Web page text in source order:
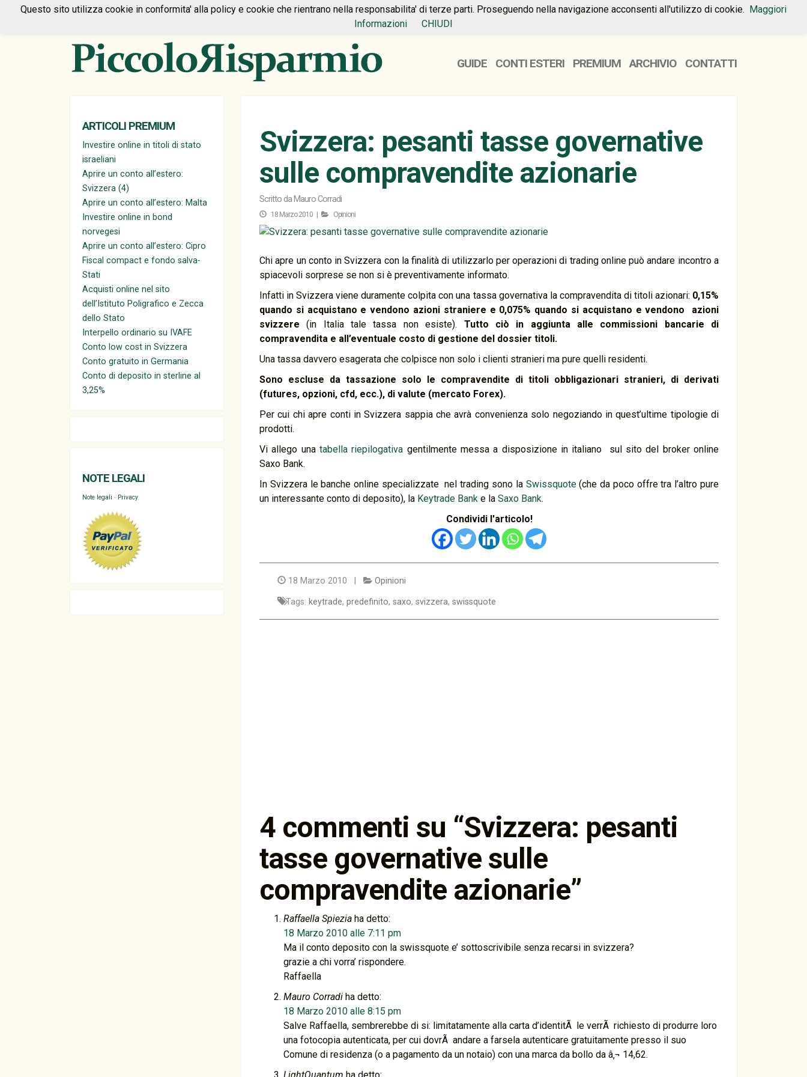
HOME PREMIUM CONTATTI
GUIDE CONTI ESTERI PREMIUM ARCHIVIO CONTATTI
ARTICOLI PREMIUM
Investire online in titoli di stato
israeliani
Aprire un conto all’estero:
Svizzera (4)
Aprire un conto all’estero: Malta
Investire online in bond
norvegesi
Aprire un conto all’estero: Cipro
Fiscal compact e fondo salva-
Stati
Acquisti online nel sito
dell’Istituto Poligrafico e Zecca
dello Stato
Interpello ordinario su IVAFE
Conto low cost in Svizzera
Conto gratuito in Germania
Conto di deposito in sterline al
3,25%
NOTE LEGALI
Note legali - Privacy
Svizzera: pesanti tasse governative
sulle compravendite azionarie
Scritto da Mauro Corradi
18 Marzo 2010 | Opinioni
Chi apre un conto in Svizzera con la finalità di utilizzarlo per operazioni di trading online può andare incontro a
spiacevoli sorprese se non si è preventivamente informato.
Infatti in Svizzera viene duramente colpita con una tassa governativa la compravendita di titoli azionari: 0,15%
quando si acquistano e vendono azioni straniere e 0,075% quando si acquistano e vendono azioni
svizzere (in Italia tale tassa non esiste). Tutto ciò in aggiunta alle commissioni bancarie di
compravendita e all’eventuale costo di gestione del dossier titoli.
Una tassa davvero esagerata che colpisce non solo i clienti stranieri ma pure quelli residenti.
Sono escluse da tassazione solo le compravendite di titoli obbligazionari stranieri, di derivati
(futures, opzioni, cfd, ecc.), di valute (mercato Forex).
Per cui chi apre conti in Svizzera sappia che avrà convenienza solo negoziando in quest’ultime tipologie di
prodotti.
Vi allego una tabella riepilogativa gentilmente messa a disposizione in italiano sul sito del broker online
Saxo Bank.
In Svizzera le banche online specializzate nel trading sono la Swissquote(che da poco offre tra l’altro pure
un interessante conto di deposito), la Keytrade Bank e la Saxo Bank.
Condividi l'articolo!
18 Marzo 2010 | Opinioni
Tags: keytrade, predefinito, saxo, svizzera, swissquote
4 commenti su “Svizzera: pesanti
tasse governative sulle
compravendite azionarie”
Raffaella Spiezia ha detto:
18 Marzo 2010 alle 7:11 pm
Ma il conto deposito con la swissquote e’ sottoscrivibile senza recarsi in svizzera?
grazie a chi vorra’ rispondere.
Raffaella
Mauro Corradi ha detto:
18 Marzo 2010 alle 8:15 pm
Salve Raffaella, sembrerebbe di si: limitatamente alla carta d’identitÃ le verrÃ richiesto di produrre loro
una fotocopia autenticata, per cui dovrÃ andare a farsela autenticare gratuitamente presso il suo
Comune di residenza (o a pagamento da un notaio) con una marca da bollo da â‚¬ 14,62.
Questo sito utilizza cookie in conformita' alla policy e cookie che rientrano nella responsabilita' di terze parti. Proseguendo nella navigazione acconsenti all'utilizzo di cookie. Maggiori
Informazioni
CHIUDI